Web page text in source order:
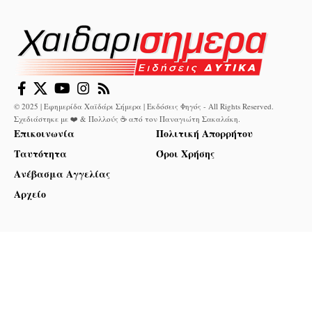
© 2025 | Εφημερίδα Χαϊδάρι Σήμερα | Εκδόσεις Φηγός - All Rights Reserved.
Σχεδιάστηκε με ❤️ & Πολλούς ☕ από τον Παναγιώτη Σακαλάκη.
Επικοινωνία
Ταυτότητα
Ανέβασμα Αγγελίας
Αρχείο
Πολιτική Απορρήτου
Όροι Χρήσης